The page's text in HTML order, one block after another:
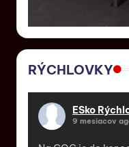
RÝCHLOVKY
ESko
9 mesiacov